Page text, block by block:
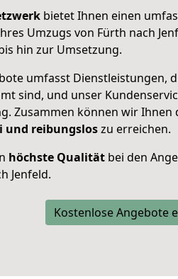
bietet Ihnen einen
Umzugs von Fürth nach
hin zur Umsetzung.
umfasst Dienstleistungen,
sind, und unser
Zusammen können wir Ihnen
und reibungsloszu erreichen.
höchste Qualität bei den
Jenfeld.
Kostenlose Angebote